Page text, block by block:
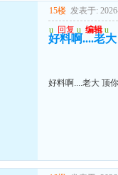
15楼 发表于:
u 回复 u 编辑 u
好料啊....老
好料啊....老大 顶